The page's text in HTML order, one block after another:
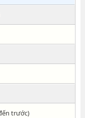
trước)